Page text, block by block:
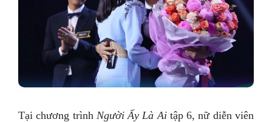
Tại chương trình Người Ấy Là Aitập 6, nữ diễn viên